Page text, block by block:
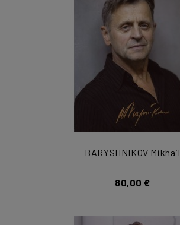
BARYSHNIKOV Mikhail
80,00 €